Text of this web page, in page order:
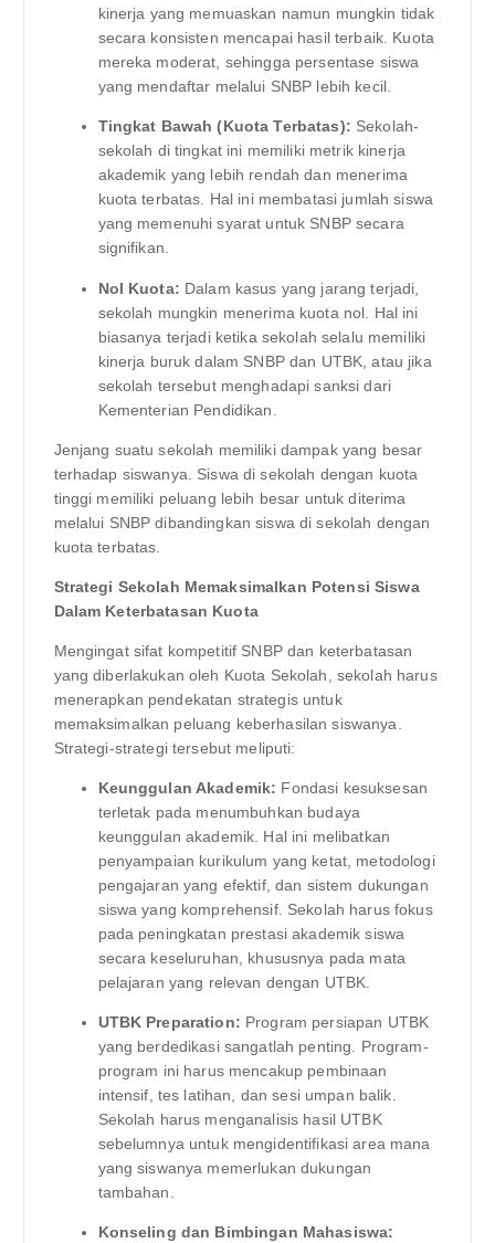
kinerja yang memuaskan namun mungkin tidak
secara konsisten mencapai hasil terbaik. Kuota
mereka moderat, sehingga persentase siswa
yang mendaftar melalui SNBP lebih kecil.
Tingkat Bawah (Kuota Terbatas): Sekolah-
sekolah di tingkat ini memiliki metrik kinerja
akademik yang lebih rendah dan menerima
kuota terbatas. Hal ini membatasi jumlah siswa
yang memenuhi syarat untuk SNBP secara
signifikan.
Nol Kuota: Dalam kasus yang jarang terjadi,
sekolah mungkin menerima kuota nol. Hal ini
biasanya terjadi ketika sekolah selalu memiliki
kinerja buruk dalam SNBP dan UTBK, atau jika
sekolah tersebut menghadapi sanksi dari
Kementerian Pendidikan.
Jenjang suatu sekolah memiliki dampak yang besar
terhadap siswanya. Siswa di sekolah dengan kuota
tinggi memiliki peluang lebih besar untuk diterima
melalui SNBP dibandingkan siswa di sekolah dengan
kuota terbatas.
Strategi Sekolah Memaksimalkan Potensi Siswa
Dalam Keterbatasan Kuota
Mengingat sifat kompetitif SNBP dan keterbatasan
yang diberlakukan oleh Kuota Sekolah, sekolah harus
menerapkan pendekatan strategis untuk
memaksimalkan peluang keberhasilan siswanya.
Strategi-strategi tersebut meliputi:
Keunggulan Akademik: Fondasi kesuksesan
terletak pada menumbuhkan budaya
keunggulan akademik. Hal ini melibatkan
penyampaian kurikulum yang ketat, metodologi
pengajaran yang efektif, dan sistem dukungan
siswa yang komprehensif. Sekolah harus fokus
pada peningkatan prestasi akademik siswa
secara keseluruhan, khususnya pada mata
pelajaran yang relevan dengan UTBK.
UTBK Preparation: Program persiapan UTBK
yang berdedikasi sangatlah penting. Program-
program ini harus mencakup pembinaan
intensif, tes latihan, dan sesi umpan balik.
Sekolah harus menganalisis hasil UTBK
sebelumnya untuk mengidentifikasi area mana
yang siswanya memerlukan dukungan
tambahan.
Konseling dan Bimbingan Mahasiswa: